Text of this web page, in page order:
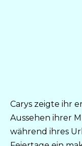
Carys zeigte ihr
Aussehen ihrer
während ihres